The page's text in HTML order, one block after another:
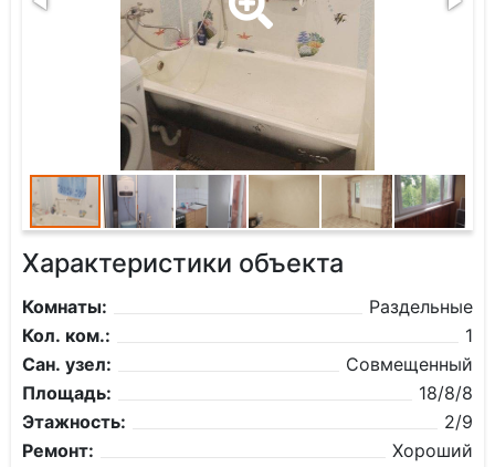
Характеристики объекта
Комнаты:
Раздельные
Кол. ком.:
1
Сан. узел:
Совмещенный
Площадь:
18/8/8
Этажность:
2/9
Ремонт:
Хороший